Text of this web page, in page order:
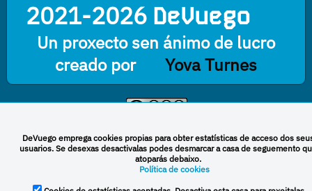
2021-2026 DeVuego
Un proxecto sen ánimo de lucro
creado por
Yova Turnes
NoComercial-CompartirIgual 4.0 Internacional
DeVuego empregacookies propiaspara obter estatísticas de acceso dos
usuarios. Se desexas desactivalas podes desmarcar a casa de seguemento
atoparás debaixo.
Política de cookies